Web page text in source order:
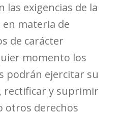
exigencias de la
materia de
de carácter
momento los
podrán ejercitar su
rectificar y suprimir
otros derechos